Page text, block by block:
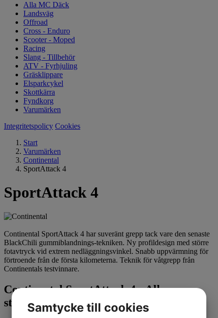
Alla MC Däck
Landsväg
Offroad
Cross - Enduro
Scooter - Moped
Racing
Slang - Tillbehör
ATV - Fyrhjuling
Gräsklippare
Elsparkcykel
Skottkärra
Fyndkorg
Varumärken
Integritetspolicy Cookies
Start
Varumärken
Continental
SportAttack 4
SportAttack 4
Continental SportAttack 4 har suveränt grepp tack vare den senaste
BlackChili gummiblandnings-tekniken. Ny profildesign med större
fotavtryck vid extrem nedläggningsvinkel. Snabb uppvärmning för
förtroende från de första kilometerna. Teknik för våtgrepp från
Continentals testvinnare.
Continental SportAttack 4 - Alla
storlekarSamtycke till cookies